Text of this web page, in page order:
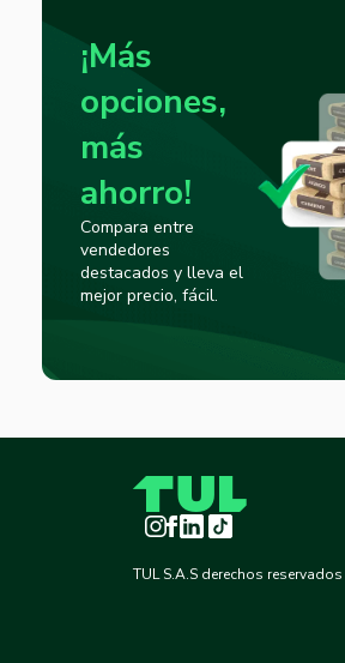
¡Más
opciones,
más
ahorro!
Compara entre
vendedores
destacados y lleva el
mejor precio, fácil.
Instagram
Facebook
LinkedInTikTok
TUL S.A.S derechos reservados